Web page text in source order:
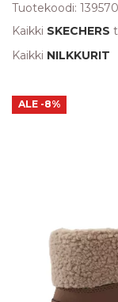
Tuotekoodi: 139570
Kaikki SKECHERS
Kaikki NILKKURIT
ALE -8%